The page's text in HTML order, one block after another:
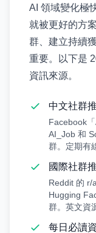
AI 領域變化極
就被更好的方
群、建立持續
重要。以下是
資訊來源。
中文社群
Facebook
AI_Job 和
群。定期有
國際社群
Reddit 的 r/
Hugging
群。英文資
每日必讀